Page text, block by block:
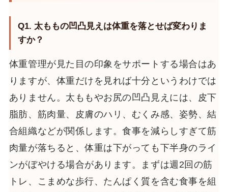
Q1. 太ももの凹凸見えは体重を落とせば変わりま
すか？
体重管理が見た目の印象をサポートする場合はあ
りますが、体重だけを見れば十分というわけでは
ありません。太ももやお尻の凹凸見えには、皮下
脂肪、筋肉量、皮膚のハリ、むくみ感、姿勢、結
合組織などが関係します。食事を減らしすぎて筋
肉量が落ちると、体重は下がっても下半身のライ
ンがぼやける場合があります。まずは週2回の筋
トレ、こまめな歩行、たんぱく質を含む食事を組